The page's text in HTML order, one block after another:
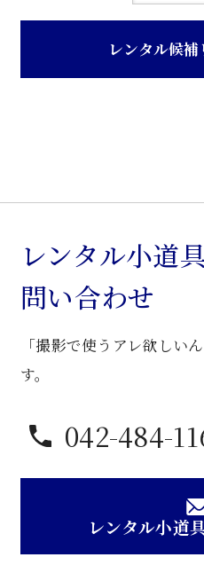
ー
ー
ム
椅
個
レンタル候
レンタル小道
問い合わせ
「撮影で使うアレ欲しい
す。
042-484-
レンタル小道